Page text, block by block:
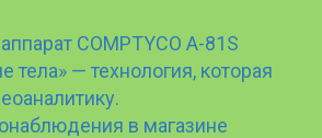
COMPTYCO A-81S
тела» — технология, которая
в магазине